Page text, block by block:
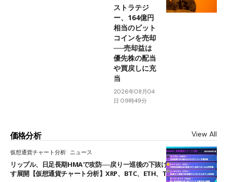
ストラテジ
ー、164億円
相当のビット
コインを売却
──売却益は
優先株の配当
や買戻しに充
当
2026年08月04
日 09時49分
価格分析 View All
仮想通貨チャート分析 ニュース
リップル、日足長期HMAで攻防──戻り一巡後の下抜けで0.95ドルを試
す展開【仮想通貨チャート分析】XRP、BTC、ETH、TAKE